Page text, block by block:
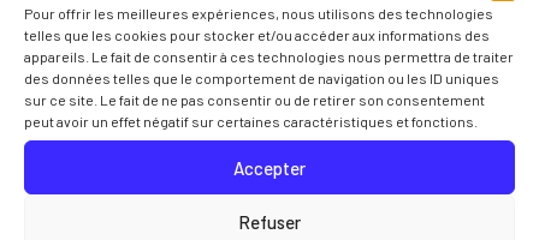
Pour offrir les meilleures expériences, nous utilisons des technologies
telles que les cookies pour stocker et/ou accéder aux informations des
appareils. Le fait de consentir à ces technologies nous permettra de traiter
des données telles que le comportement de navigation ou les ID uniques
sur ce site. Le fait de ne pas consentir ou de retirer son consentement
peut avoir un effet négatif sur certaines caractéristiques et fonctions.
Accepter
Refuser
Delphine, Sarah, Céline et Marie